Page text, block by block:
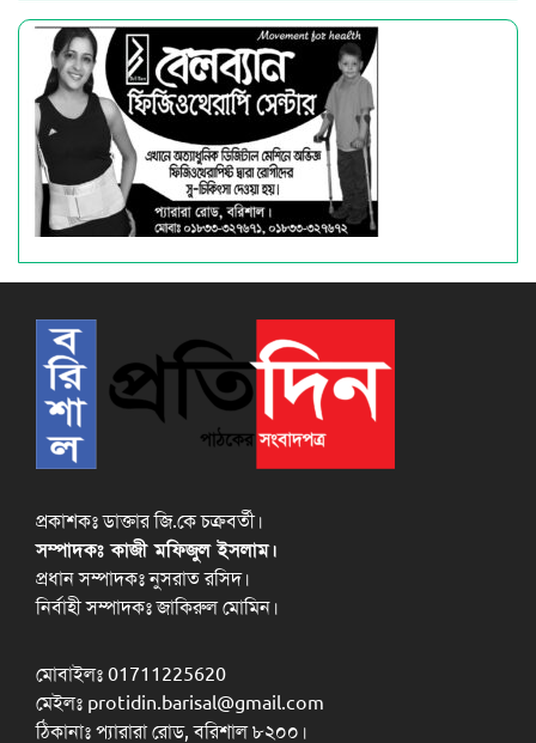
প্রকাশকঃ ডাক্তার জি.কে চক্রবর্তী।
সম্পাদকঃ কাজী মফিজুল ইসলাম।
প্রধান সম্পাদকঃ নুসরাত রসিদ।
নির্বাহী সম্পাদকঃ জাকিরুল মোমিন।
মোবাইলঃ 01711225620
মেইলঃ protidin.barisal@gmail.com
ঠিকানাঃ প্যারারা রোড, বরিশাল ৮২০০।